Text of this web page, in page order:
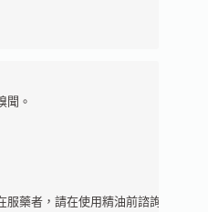
聞。
服藥者，請在使用精油前諮詢您的芳